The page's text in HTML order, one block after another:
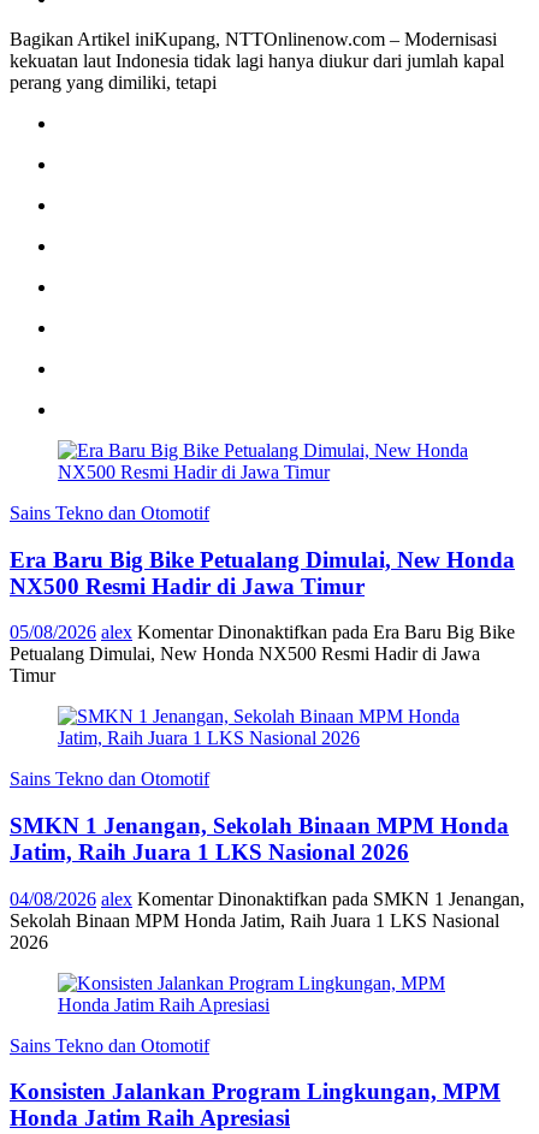
Bagikan Artikel iniKupang, NTTOnlinenow.com – Modernisasi
kekuatan laut Indonesia tidak lagi hanya diukur dari jumlah kapal
perang yang dimiliki, tetapi
Sains Tekno dan Otomotif
Era Baru Big Bike Petualang Dimulai, New Honda
NX500 Resmi Hadir di Jawa Timur
05/08/2026 alex Komentar Dinonaktifkan pada Era Baru Big Bike
Petualang Dimulai, New Honda NX500 Resmi Hadir di Jawa
Timur
Sains Tekno dan Otomotif
SMKN 1 Jenangan, Sekolah Binaan MPM Honda
Jatim, Raih Juara 1 LKS Nasional 2026
04/08/2026 alex Komentar Dinonaktifkan pada SMKN 1 Jenangan,
Sekolah Binaan MPM Honda Jatim, Raih Juara 1 LKS Nasional
2026
Sains Tekno dan Otomotif
Konsisten Jalankan Program Lingkungan, MPM
Honda Jatim Raih Apresiasi